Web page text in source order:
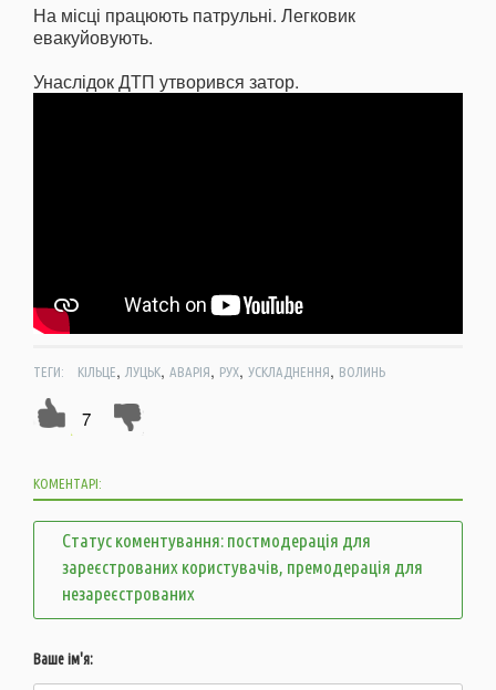
На місці працюють патрульні. Легковик
евакуйовують.
Унаслідок ДТП утворився затор.
ТЕГИ: КІЛЬЦЕ, ЛУЦЬК, АВАРІЯ, РУХ, УСКЛАДНЕННЯ, ВОЛИНЬ
7
КОМЕНТАРІ:
Статус коментування: постмодерація для
зареєстрованих користувачів, премодерація для
незареєстрованих
Ваше ім'я: